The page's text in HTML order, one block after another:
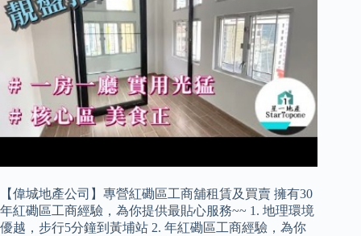
【偉城地產公司】專營紅磡區工商舖租賃及買賣 擁有30
年紅磡區工商經驗，為你提供最貼心服務~~ 1. 地理環境
優越，步行5分鐘到黃埔站 2. 年紅磡區工商經驗，為你